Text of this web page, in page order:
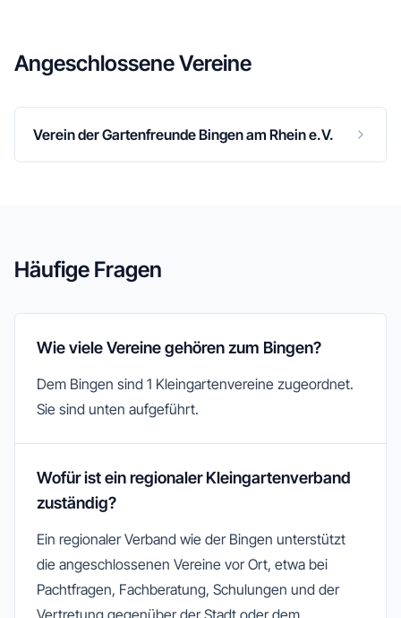
Angeschlossene Vereine
Verein der Gartenfreunde Bingen am Rhein e.V.
Häufige Fragen
Wie viele Vereine gehören zum Bingen?
Dem Bingen sind 1 Kleingartenvereine zugeordnet.
Sie sind unten aufgeführt.
Wofür ist ein regionaler Kleingartenverband
zuständig?
Ein regionaler Verband wie der Bingen unterstützt
die angeschlossenen Vereine vor Ort, etwa bei
Pachtfragen, Fachberatung, Schulungen und der
Vertretung gegenüber der Stadt oder dem